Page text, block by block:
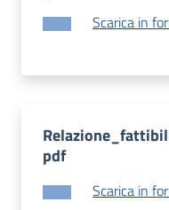
Scarica in
pdf
Scarica in